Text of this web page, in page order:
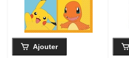
Ajouter